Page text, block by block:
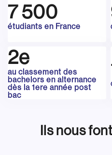
7 500
étudiants en France
2e
au classement des
bachelors en alternance
dès la 1ere année post
bac
Ils nous